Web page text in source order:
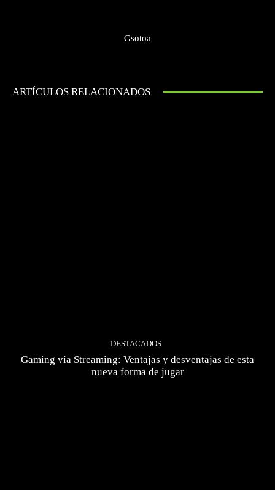
Gsotoa
ARTÍCULOS RELACIONADOS
DESTACADOS
Gaming vía Streaming: Ventajas y desventajas de esta
nueva forma de jugar